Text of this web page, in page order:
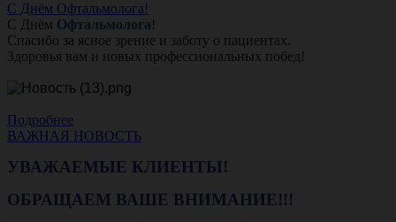
С Днём Офтальмолога!
С Днём Офтальмолога!
Спасибо за ясное зрение и заботу о пациентах.
Здоровья вам и новых профессиональных побед!
Подробнее
ВАЖНАЯ НОВОСТЬ
УВАЖАЕМЫЕ КЛИЕНТЫ!
ОБРАЩАЕМ ВАШЕ ВНИМАНИЕ!!!